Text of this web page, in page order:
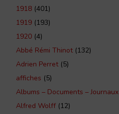
1918 (401)
1919 (193)
1920 (4)
Abbé Rémi Thinot(132)
Adrien Perret(5)
affiches (5)
Albums – Documents – Journaux
Alfred Wolff (12)